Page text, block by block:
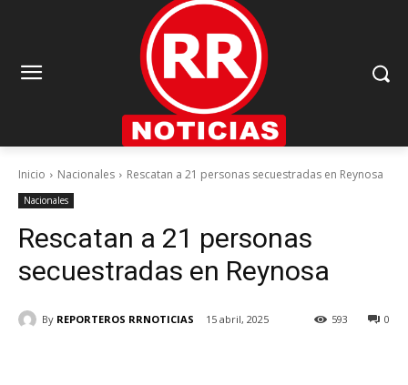
Inicio Nacionales Rescatan a 21 personas secuestradas en Reynosa
Nacionales
Rescatan a 21 personas
secuestradas en Reynosa
By REPORTEROS RRNOTICIAS 15 abril, 2025 0
593